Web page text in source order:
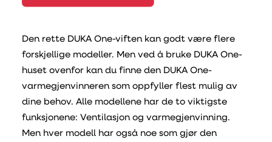
Den rette DUKA One-viften kan godt være flere
forskjellige modeller. Men ved å bruke DUKA One-
huset ovenfor kan du finne den DUKA One-
varmegjenvinneren som oppfyller flest mulig av
dine behov. Alle modellene har de to viktigste
funksjonene: Ventilasjon og varmegjenvinning.
Men hver modell har også noe som gjør den